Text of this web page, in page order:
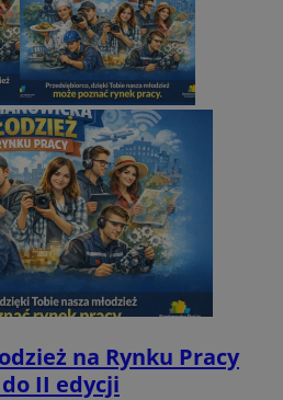
na Rynku Pracy
II edycji